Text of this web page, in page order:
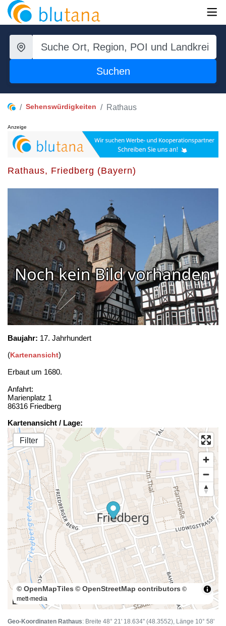
Suchen
Sehenswürdigkeiten Rathaus
Anzeige
Rathaus, Friedberg (Bayern)
Baujahr: 17. Jahrhundert
(Kartenansicht)
Erbaut um 1680.
Anfahrt:
Marienplatz 1
86316 Friedberg
Kartenansicht / Lage:
Filter
100 m
© OpenMapTiles © OpenStreetMap contributors ©
mett-media
Geo-Koordinaten Rathaus: Breite 48° 21' 18.634" (48.3552), Länge 10° 58'